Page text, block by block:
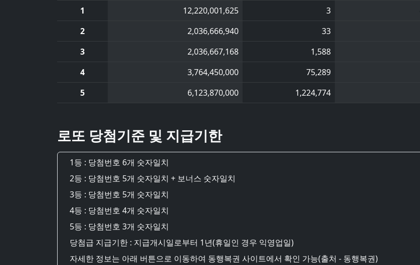
1
12,220,001,625 3
2
2,036,666,940 33
3
2,036,667,168 1,588
4
3,764,450,000 75,289
5
6,123,870,000 1,224,774
로또 당첨기준 및 지급기한
1등 : 당첨번호 6개 숫자일치
2등 : 당첨번호 5개 숫자일치 + 보너스 숫자일치
3등 : 당첨번호 5개 숫자일치
4등 : 당첨번호 4개 숫자일치
5등 : 당첨번호 3개 숫자일치
당첨급 지급기한 : 지급개시일로부터 1년(휴일인 경우 익영업일)
자세한 정보는 아래 버튼으로 이동하여 동행복권 사이트에서 확인 가능(출처 - 동행복권)